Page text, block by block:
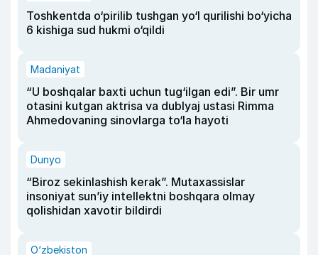
Toshkentda o‘pirilib tushgan yo‘l qurilishi bo‘yicha
6 kishiga sud hukmi o‘qildi
Madaniyat
“U boshqalar baxti uchun tug‘ilgan edi”. Bir umr
otasini kutgan aktrisa va dublyaj ustasi Rimma
Ahmedovaning sinovlarga to‘la hayoti
Dunyo
“Biroz sekinlashish kerak”. Mutaxassislar
insoniyat sun’iy intellektni boshqara olmay
qolishidan xavotir bildirdi
O‘zbekiston